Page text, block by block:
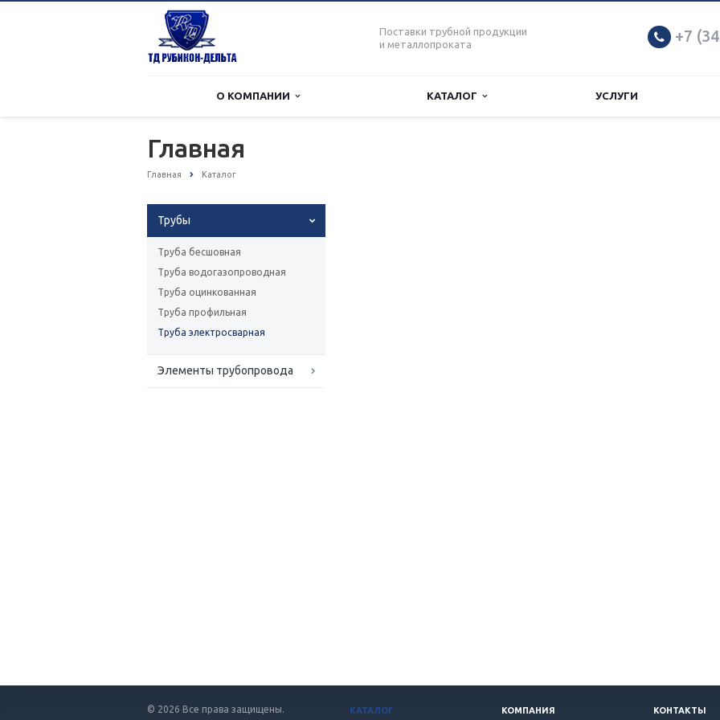
Поставки трубной продукции
и металлопроката
+7
О КОМПАНИИ КАТАЛОГ УСЛУГИ
Главная
Главная Каталог
Трубы
Труба бесшовная
Труба водогазопроводная
Труба оцинкованная
Труба профильная
Труба электросварная
Элементы трубопровода
© 2026 Все права защищены. КАТАЛОГ КОМПАНИЯ КОНТАКТЫ